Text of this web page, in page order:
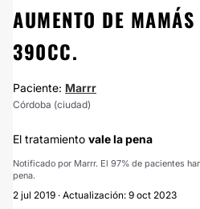
AUMENTO DE
390CC.
Paciente: Marrr
Córdoba (ciudad)
El tratamiento vale la pena
Notificado por Marrr. El 97% de pacientes
pena.
2 jul 2019 · Actualización: 9 oct 2023